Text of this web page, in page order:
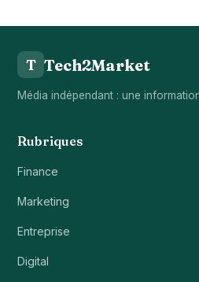
T Tech2Market
Média indépendant : une
Rubriques
Finance
Marketing
Entreprise
Digital